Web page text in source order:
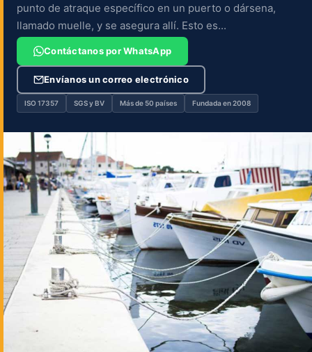
punto de atraque específico en un puerto o dársena,
llamado muelle, y se asegura allí. Esto es...
Contáctanos por WhatsApp
Envíanos un correo electrónico
ISO 17357 SGS y BV Más de 50 países Fundada en 2008